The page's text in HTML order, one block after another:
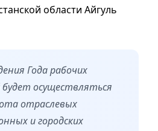
области Айгуль
Года рабочих
осуществляться
отраслевых
и городских